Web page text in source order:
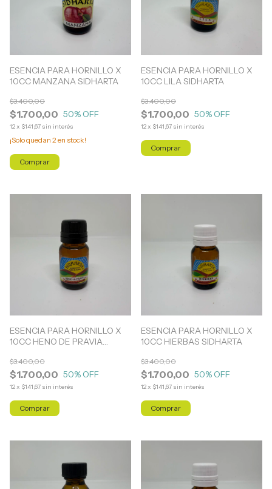
ESENCIA PARA HORNILLO X
10CC MANZANA SIDHARTA
$1.700,00
$3.400,00
50% OFF
12x $141,67 sin interés
¡Solo quedan 2en stock!
ESENCIA PARA HORNILLO X
10CC LILA SIDHARTA
$1.700,00
$3.400,00
50% OFF
12x $141,67 sin interés
ESENCIA PARA HORNILLO X
10CC HENO DE PRAVIA
$1.700,00
$3.400,00
50% OFF
12x $141,67 sin interés
ESENCIA PARA HORNILLO X
10CC HIERBAS SIDHARTA
$1.700,00
$3.400,00
50% OFF
12x $141,67 sin interés